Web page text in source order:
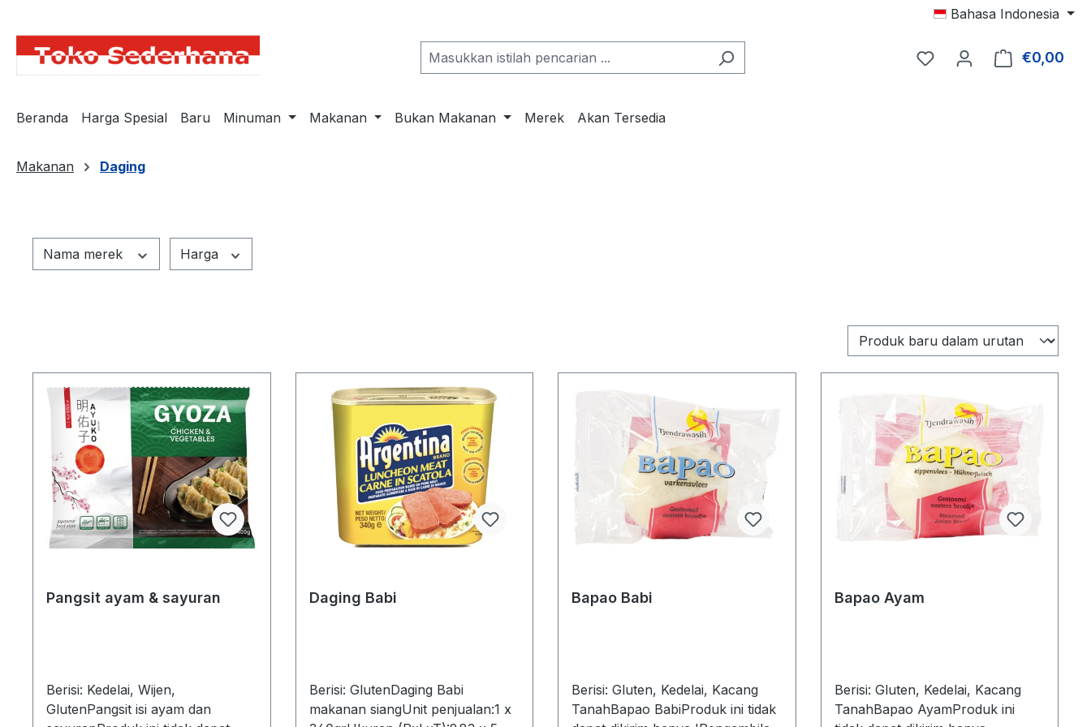
Bahasa Indonesia
Ada 0 item di daftar
€0,00
Beranda Harga Spesial Baru Minuman Makanan Bukan Makanan Merek Akan Tersedia
Makanan Daging
Nama merek Harga
Pangsit ayam & sayuran
Berisi: Kedelai, Wijen,
GlutenPangsit isi ayam dan
Daging Babi
Berisi: GlutenDaging Babi
makanan siangUnit penjualan:1 x
Bapao Babi
Berisi: Gluten, Kedelai, Kacang
TanahBapao BabiProduk ini tidak
Bapao Ayam
Berisi: Gluten, Kedelai, Kacang
TanahBapao AyamProduk ini